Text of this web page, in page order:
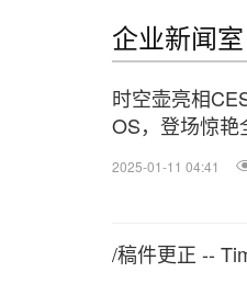
企业新闻室
时空壶亮相
OS，登场惊艳
2025-01-11 04:41
/稿件更正 --